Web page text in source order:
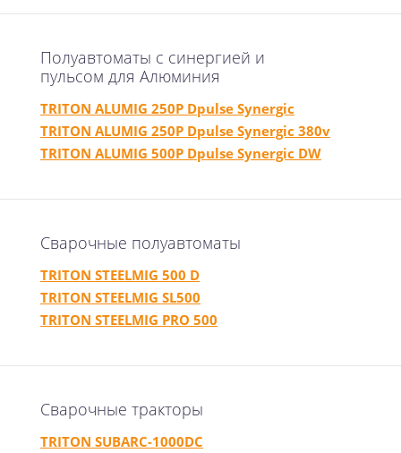
Полуавтоматы с синергией и
пульсом для Алюминия
TRITON ALUMIG 250P Dpulse Synergic
TRITON ALUMIG 250P Dpulse Synergic 380v
TRITON ALUMIG 500P Dpulse Synergic DW
Сварочные полуавтоматы
TRITON STEELMIG 500 D
TRITON STEELMIG SL500
TRITON STEELMIG PRO 500
Сварочные тракторы
TRITON SUBARC-1000DC